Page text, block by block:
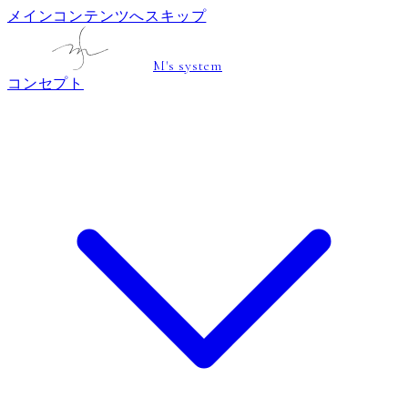
メインコンテンツへスキップ
M's system
コンセプト